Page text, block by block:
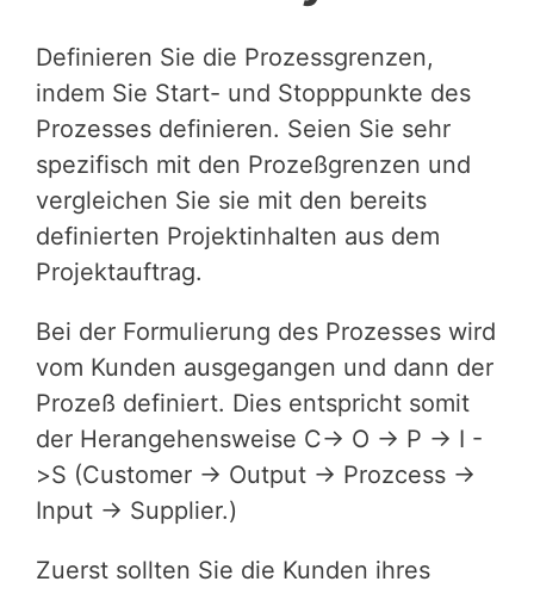
Definieren Sie die Prozessgrenzen,
indem Sie Start- und Stopppunkte des
Prozesses definieren. Seien Sie sehr
spezifisch mit den Prozeßgrenzen und
vergleichen Sie sie mit den bereits
definierten Projektinhalten aus dem
Projektauftrag.
Bei der Formulierung des Prozesses wird
vom Kunden ausgegangen und dann der
Prozeß definiert. Dies entspricht somit
der Herangehensweise C-> O -> P -> I -
>S (Customer -> Output -> Prozcess ->
Input -> Supplier.)
Zuerst sollten Sie die Kunden ihres